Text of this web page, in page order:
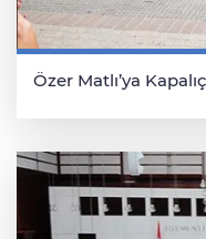
Özer Matlı’ya